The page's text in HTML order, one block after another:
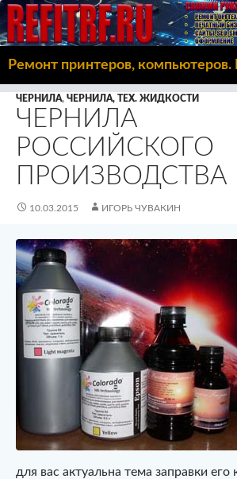
К
СОДЕРЖИМОМУ
ЧЕРНИЛА, ЧЕРНИЛА, ТЕХ. ЖИДКОСТИ
ЧЕРНИЛА
РОССИЙСКОГО
ПРОИЗВОДСТВА
10.03.2015 ИГОРЬ ЧУВАКИН
для вас актуальна тема заправки